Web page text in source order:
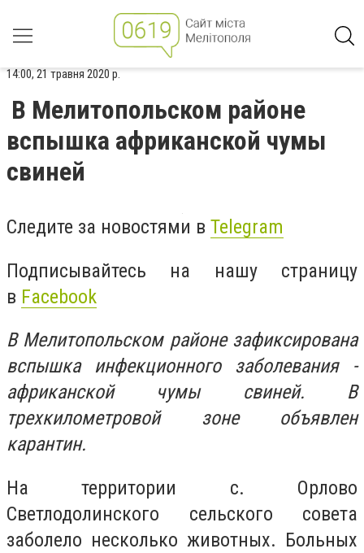
14:00, 21 травня 2020 р.
В Мелитопольском районе
вспышка африканской чумы
свиней
Следите за новостями в Telegram
Подписывайтесь на нашу страницу
в Facebook
В Мелитопольском районе зафиксирована
вспышка инфекционного заболевания -
африканской чумы свиней. В
трехкилометровой зоне объявлен
карантин.
На территории с. Орлово
Светлодолинского сельского совета
заболело несколько животных. Больных